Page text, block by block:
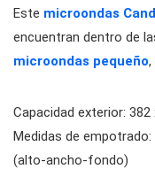
Este microondas
encuentran dentro de
microondas pequeño,
Capacidad exterior:
Medidas de
(alto-ancho-fondo)